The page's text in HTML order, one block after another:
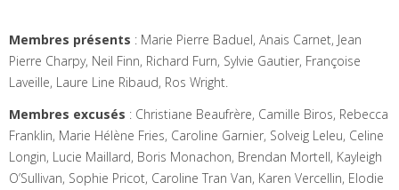
Membres présents : Marie Pierre Baduel, Anais Carnet, Jean
Pierre Charpy, Neil Finn, Richard Furn, Sylvie Gautier, Françoise
Laveille, Laure Line Ribaud, Ros Wright.
Membres excusés : Christiane Beaufrère, Camille Biros, Rebecca
Franklin, Marie Hélène Fries, Caroline Garnier, Solveig Leleu, Celine
Longin, Lucie Maillard, Boris Monachon, Brendan Mortell, Kayleigh
O’Sullivan, Sophie Pricot, Caroline Tran Van, Karen Vercellin, Elodie